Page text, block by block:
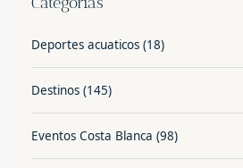
Deportes acuaticos (18)
Destinos (145)
Eventos Costa Blanca (98)